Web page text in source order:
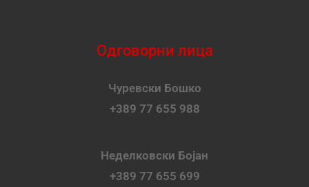
Одговорни лица
Чуревски Бошко
+389 77 655 988
Неделковски Бојан
+389 77 655 699